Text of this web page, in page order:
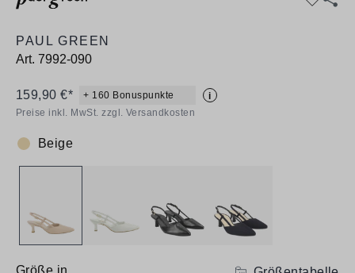
PAUL GREEN
Art. 7992-090
159,90 €* + 160 Bonuspunkte
i
Preise inkl. MwSt. zzgl. Versandkosten
Farbe:
Beige
Größe in